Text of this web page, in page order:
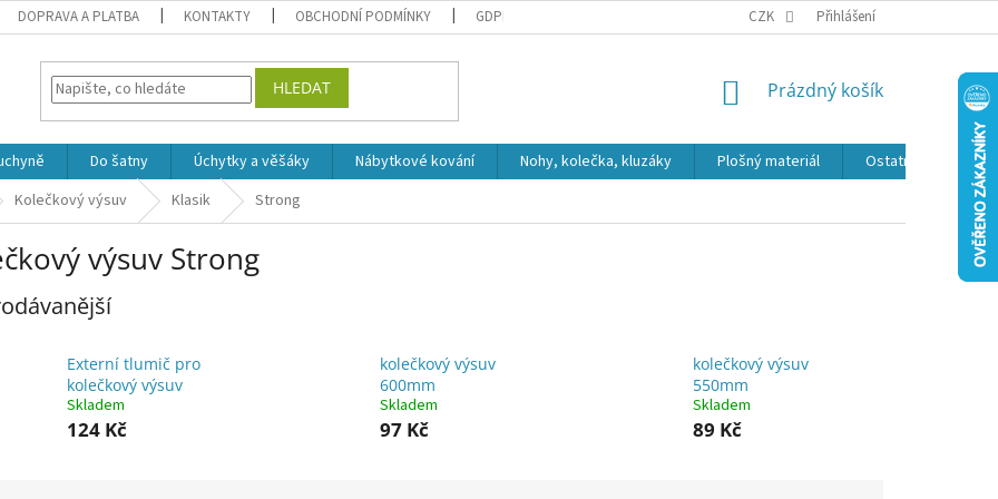
DOPRAVA A PLATBA KONTAKTY OBCHODNÍ PODMÍNKY GDPR CZK Přihlášení
HLEDAT
NÁKUPNÍ
Prázdný košík
Do šatny Úchytky a věšáky Nábytkové kování Nohy, kolečka, kluzáky Plošný materiál Ostatní
Kolečkový výsuv Klasik Strong
výsuv Strong
Externí tlumič pro
kolečkový výsuv
Skladem
124 Kč
kolečkový výsuv
600mm
Skladem
97 Kč
kolečkový výsuv
550mm
Skladem
89 Kč